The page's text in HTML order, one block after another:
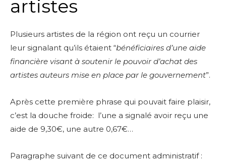
artistes
Plusieurs artistes de la région ont reçu un courrier
leur signalant qu’ils étaient “bénéficiaires d’une aide
financière visant à soutenir le pouvoir d’achat des
artistes auteurs mise en place par le gouvernement”.
Après cette première phrase qui pouvait faire plaisir,
c’est la douche froide: l’une a signalé avoir reçu une
aide de 9,30€, une autre 0,67€…
Paragraphe suivant de ce document administratif :